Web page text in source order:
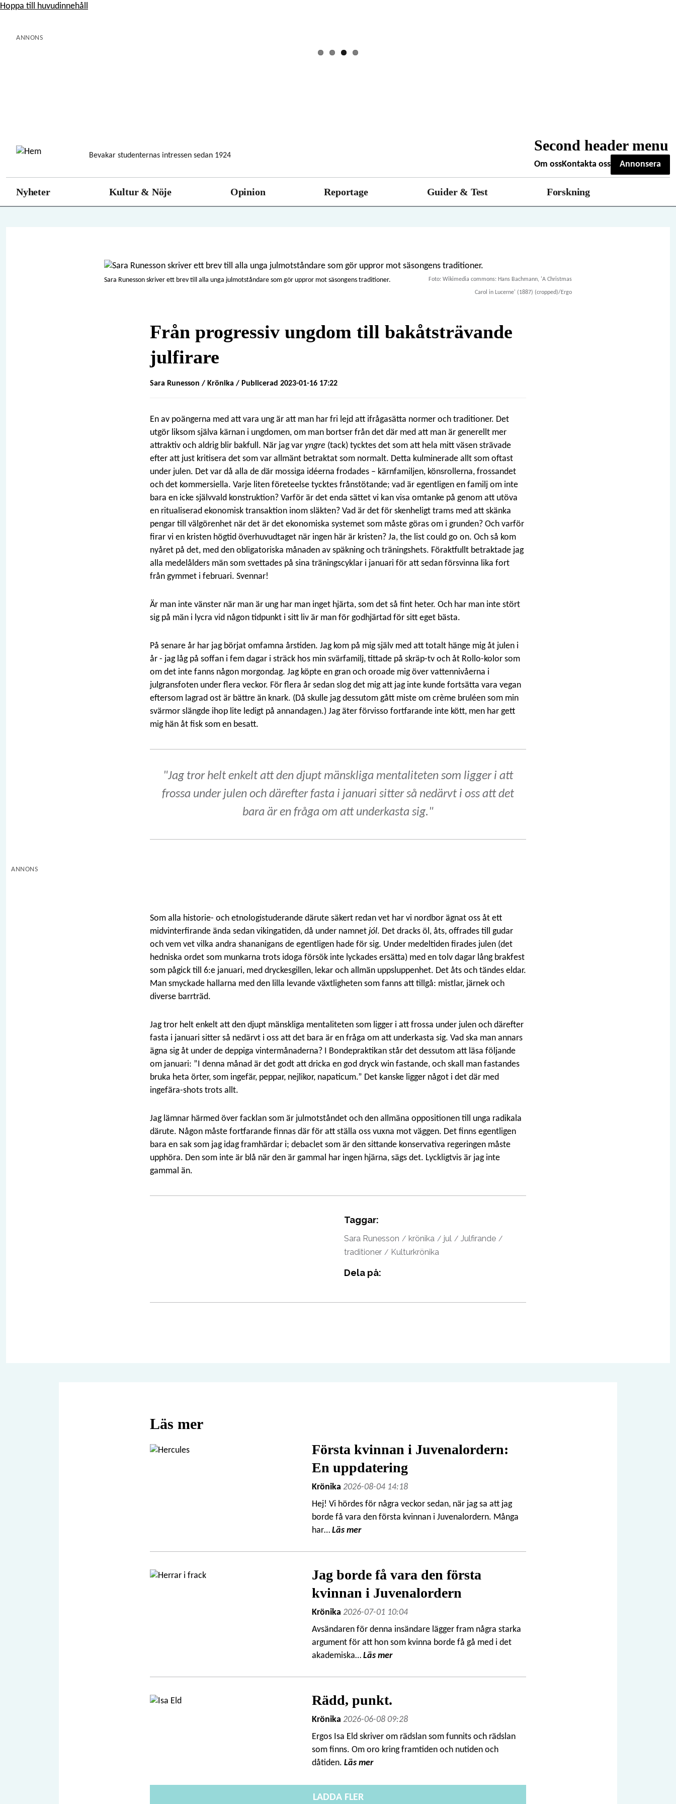
Hoppa till huvudinnehåll
ANNONS
Bevakar studenternas intressen sedan 1924
Second header menu
Om ossKontakta oss Annonsera
Nyheter Kultur & Nöje Opinion Reportage Guider & Test Forskning
Sara Runesson skriver ett brev till alla unga julmotståndare som gör uppror mot säsongens traditioner. Foto: Wikimedia commons: Hans Bachmann, 'A Christmas
Carol in Lucerne' (1887) (cropped)/Ergo
Från progressiv ungdom till bakåtsträvande
julfirare
Sara Runesson / Krönika / Publicerad 2023-01-16 17:22
En av poängerna med att vara ung är att man har fri lejd att ifrågasätta normer och traditioner. Det
utgör liksom själva kärnan i ungdomen, om man bortser från det där med att man är generellt mer
attraktiv och aldrig blir bakfull. När jag var yngre (tack) tycktes det som att hela mitt väsen strävade
efter att just kritisera det som var allmänt betraktat som normalt. Detta kulminerade allt som oftast
under julen. Det var då alla de där mossiga idéerna frodades – kärnfamiljen, könsrollerna, frossandet
och det kommersiella. Varje liten företeelse tycktes frånstötande; vad är egentligen en familj om inte
bara en icke självvald konstruktion? Varför är det enda sättet vi kan visa omtanke på genom att utöva
en ritualiserad ekonomisk transaktion inom släkten? Vad är det för skenheligt trams med att skänka
pengar till välgörenhet när det är det ekonomiska systemet som måste göras om i grunden? Och varför
firar vi en kristen högtid överhuvudtaget när ingen här är kristen? Ja, the list could go on. Och så kom
nyåret på det, med den obligatoriska månaden av späkning och träningshets. Föraktfullt betraktade jag
alla medelålders män som svettades på sina träningscyklar i januari för att sedan försvinna lika fort
från gymmet i februari. Svennar!
Är man inte vänster när man är ung har man inget hjärta, som det så fint heter. Och har man inte stört
sig på män i lycra vid någon tidpunkt i sitt liv är man för godhjärtad för sitt eget bästa.
På senare år har jag börjat omfamna årstiden. Jag kom på mig själv med att totalt hänge mig åt julen i
år - jag låg på soffan i fem dagar i sträck hos min svärfamilj, tittade på skräp-tv och åt Rollo-kolor som
om det inte fanns någon morgondag. Jag köpte en gran och oroade mig över vattennivåerna i
julgransfoten under flera veckor. För flera år sedan slog det mig att jag inte kunde fortsätta vara vegan
eftersom lagrad ost är bättre än knark. (Då skulle jag dessutom gått miste om crème bruléen som min
svärmor slängde ihop lite ledigt på annandagen.) Jag äter förvisso fortfarande inte kött, men har gett
mig hän åt fisk som en besatt.
"Jag tror helt enkelt att den djupt mänskliga mentaliteten som ligger i att
frossa under julen och därefter fasta i januari sitter så nedärvt i oss att det
bara är en fråga om att underkasta sig."
ANNONS
Som alla historie- och etnologistuderande därute säkert redan vet har vi nordbor ägnat oss åt ett
midvinterfirande ända sedan vikingatiden, då under namnet jól. Det dracks öl, åts, offrades till gudar
och vem vet vilka andra shananigans de egentligen hade för sig. Under medeltiden firades julen (det
hedniska ordet som munkarna trots idoga försök inte lyckades ersätta) med en tolv dagar lång brakfest
som pågick till 6:e januari, med dryckesgillen, lekar och allmän uppsluppenhet. Det åts och tändes eldar.
Man smyckade hallarna med den lilla levande växtligheten som fanns att tillgå: mistlar, järnek och
diverse barrträd.
Jag tror helt enkelt att den djupt mänskliga mentaliteten som ligger i att frossa under julen och därefter
fasta i januari sitter så nedärvt i oss att det bara är en fråga om att underkasta sig. Vad ska man annars
ägna sig åt under de deppiga vintermånaderna? I Bondepraktikan står det dessutom att läsa följande
om januari: ”I denna månad är det godt att dricka en god dryck win fastande, och skall man fastandes
bruka heta örter, som ingefär, peppar, nejlikor, napaticum.” Det kanske ligger något i det där med
ingefära-shots trots allt.
Jag lämnar härmed över facklan som är julmotståndet och den allmäna oppositionen till unga radikala
därute. Någon måste fortfarande finnas där för att ställa oss vuxna mot väggen. Det finns egentligen
bara en sak som jag idag framhärdar i; debaclet som är den sittande konservativa regeringen måste
upphöra. Den som inte är blå när den är gammal har ingen hjärna, sägs det. Lyckligtvis är jag inte
gammal än.
Taggar:
Sara Runesson krönika jul
Julfirande
traditioner
Kulturkrönika
Dela på:
Läs mer
Första kvinnan i Juvenalordern:
En uppdatering
Krönika 2026-08-04 14:18
Hej! Vi hördes för några veckor sedan, när jag sa att jag
borde få vara den första kvinnan i Juvenalordern. Många
har… Läs mer
Jag borde få vara den första
kvinnan i Juvenalordern
Krönika 2026-07-01 10:04
Avsändaren för denna insändare lägger fram några starka
argument för att hon som kvinna borde få gå med i det
akademiska… Läs mer
Rädd, punkt.
Krönika 2026-06-08 09:28
Ergos Isa Eld skriver om rädslan som funnits och rädslan
som finns. Om oro kring framtiden och nutiden och
dåtiden. Läs mer
LADDA FLER